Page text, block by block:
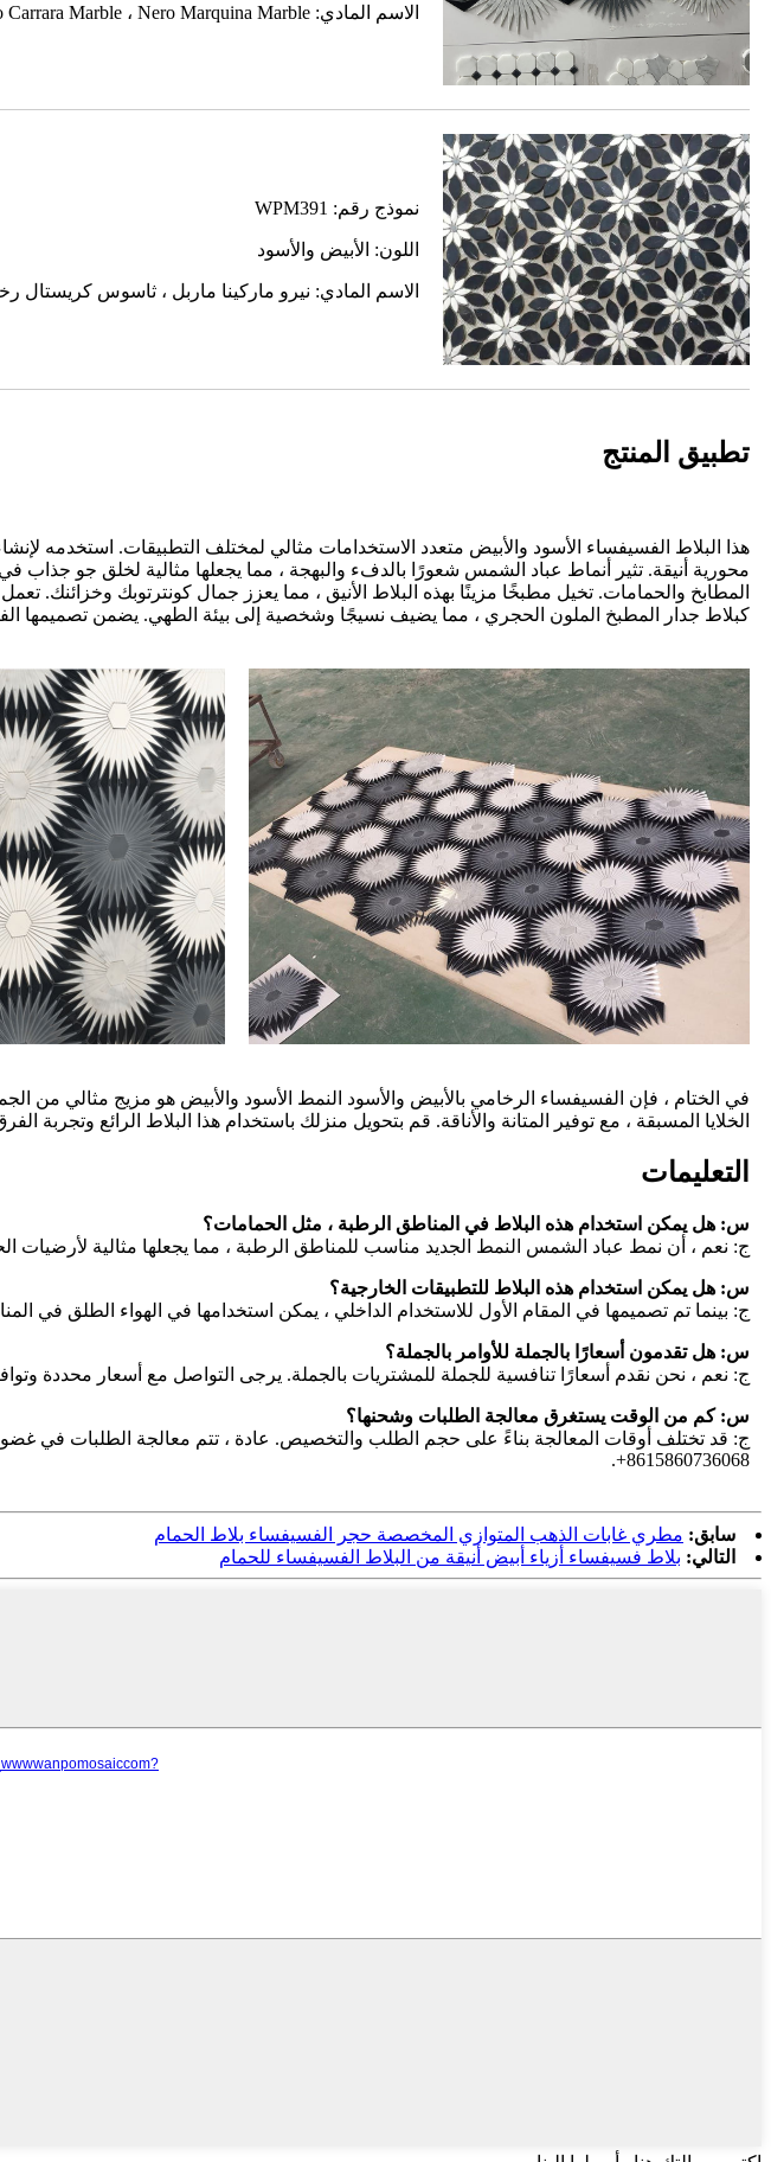
الاسم المادي: Bianco Carrara Marble ، Nero Marquina Marble ، الرخام الرمادي الإيطالي
نموذج رقم: WPM391
اللون: الأبيض والأسود
الاسم المادي: نيرو ماركينا ماربل ، ثاسوس كريستال
تطبيق المنتج
هذا البلاط الفسيفساء الأسود والأبيض متعدد الاستخدامات مثالي لمختلف التطبيقات.
محورية أنيقة. تثير أنماط عباد الشمس شعورًا بالدفء والبهجة ، مما يجعلها مثالية لخلق جو
المطابخ والحمامات. تخيل مطبخًا مزينًا بهذه البلاط الأنيق ، مما يعزز جمال كونترتوبك وخزائنك.
كبلاط جدار المطبخ الملون الحجري ، مما يضيف نسيجًا وشخصية إلى بيئة الطهي. يضمن تصميمها
في الختام ، فإن الفسيفساء الرخامي بالأبيض والأسود النمط الأسود والأبيض هو مزيج مثالي من
الخلايا المسبقة ، مع توفير المتانة والأناقة. قم بتحويل منزلك باستخدام هذا البلاط الرائع
التعليمات
س: هل يمكن استخدام هذه البلاط في المناطق الرطبة ، مثل الحمامات؟
ج: نعم ، أن نمط عباد الشمس النمط الجديد مناسب للمناطق الرطبة ، مما يجعلها مثالية لأرضيات
س: هل يمكن استخدام هذه البلاط للتطبيقات الخارجية؟
ج: بينما تم تصميمها في المقام الأول للاستخدام الداخلي ، يمكن استخدامها في الهواء الطلق في
س: هل تقدمون أسعارًا بالجملة للأوامر بالجملة؟
ج: نعم ، نحن نقدم أسعارًا تنافسية للجملة للمشتريات بالجملة. يرجى التواصل مع أسعار محددة
س: كم من الوقت يستغرق معالجة الطلبات وشحنها؟
ج: قد تختلف أوقات المعالجة بناءً على حجم الطلب والتخصيص. عادة ، تتم معالجة الطلبات في غضون 2-4 أسابيع. يرجى الاتصال بنا للحصول على تفاصيل محددة
+8615860736068.
سابق: مطري غابات الذهب المتوازي المخصصة حجر الفسيفساء بلاط الحمام
التالي: بلاط فسيفساء أزياء أبيض أنيقة من البلاط الفسيفساء للحمام